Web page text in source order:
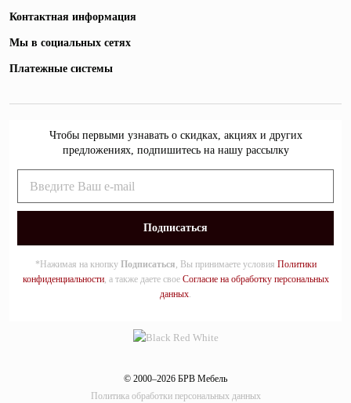
Контактная информация
Мы в социальных сетях
Платежные системы
Чтобы первыми узнавать о скидках, акциях и других
предложениях, подпишитесь на нашу рассылку
*Нажимая на кнопку Подписаться, Вы принимаете условия Политики
конфиденциальности, а также даете свое Согласие на обработку персональных
данных.
© 2000–2026 БРВ Мебель
Политика обработки персональных данных